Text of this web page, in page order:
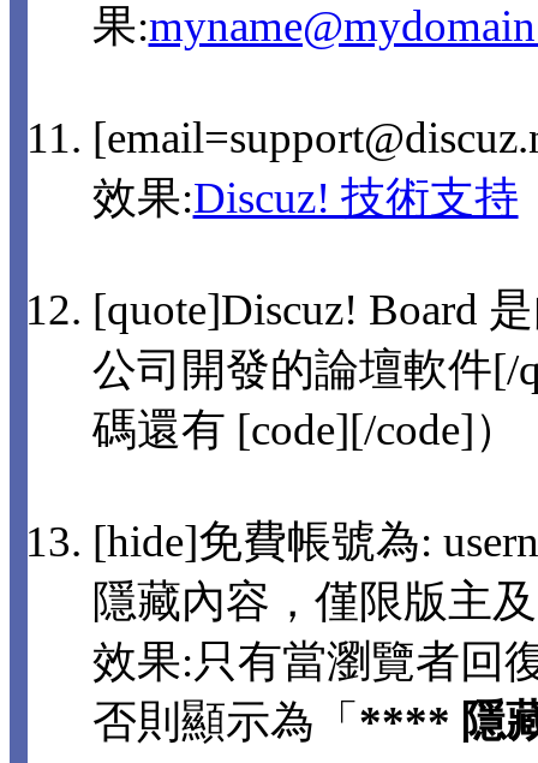
果:
效果:Discuz! 技術支持
[quote]Discuz! Board
公司開發的論壇軟件
碼還有 [code][/code]）
[hide]免費帳號為:
隱藏內容，僅限版主
效果:只有當瀏覽者回
否則顯示為「 **** 隱